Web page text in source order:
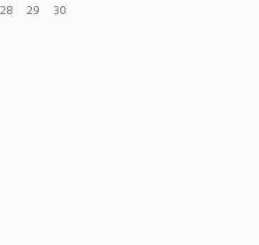
28 29
30